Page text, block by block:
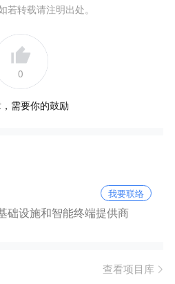
转载请注明出处。
0
需要你的鼓励
我要联络
础设施和智能终端提供商
查看项目库